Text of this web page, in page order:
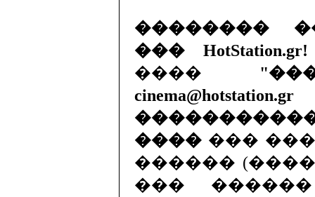
��������
��� HotStation.gr!
����
cinema@hotstation.gr
���� ���
������
���